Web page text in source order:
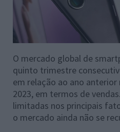
O mercado global de
quinto trimestre
em relação ao ano
2023, em termos de
limitadas nos principais
o mercado ainda não se